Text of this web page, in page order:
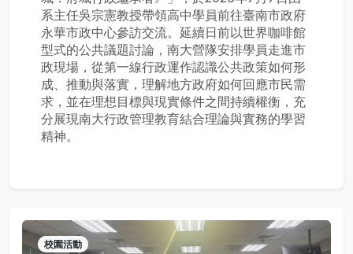
系主任吳宗憲教授帶領高中學員前往臺南市政府
永華市政中心參訪交流。延續日前以世界咖啡館
型式的公共議題討論，南大營隊安排學員走進市
政現場，從第一線行政運作認識公共政策如何形
成、推動與落實，理解地方政府如何回應市民需
求，並在理想目標與現實條件之間持續權衡，充
分展現南大行政管理教育結合理論與實務的學習
精神。
校園活動